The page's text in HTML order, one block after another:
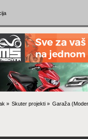
» Skuter projekti» Garaža